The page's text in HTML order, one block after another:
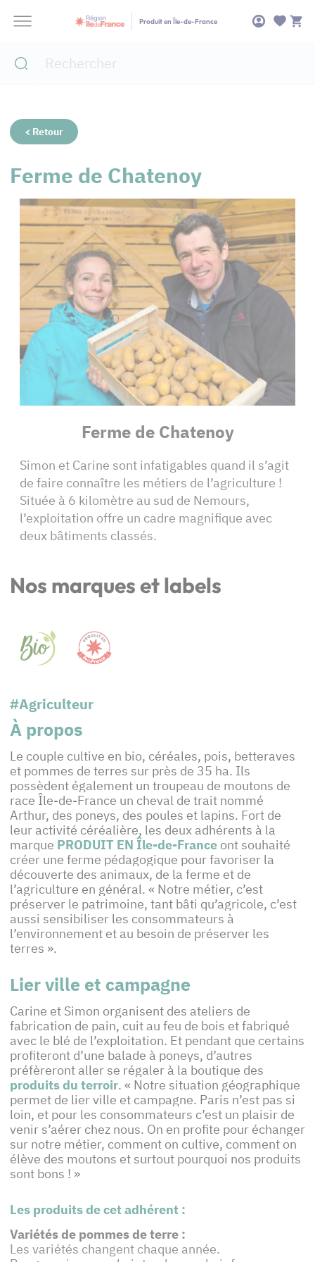
Produit en Île-de-France
< Retour
Ferme de Chatenoy
Ferme de Chatenoy
Simon et Carine sont infatigables quand il s’agit
de faire connaître les métiers de l’agriculture !
Située à 6 kilomètre au sud de Nemours,
l’exploitation offre un cadre magnifique avec
deux bâtiments classés.
Nos marques et labels
#Agriculteur
À propos
Le couple cultive en bio, céréales, pois, betteraves
et pommes de terres sur près de 35 ha. Ils
possèdent également un troupeau de moutons de
race Île-de-France un cheval de trait nommé
Arthur, des poneys, des poules et lapins. Fort de
leur activité céréalière, les deux adhérents à la
marque PRODUIT EN Île-de-France ont souhaité
créer une ferme pédagogique pour favoriser la
découverte des animaux, de la ferme et de
l’agriculture en général. « Notre métier, c’est
préserver le patrimoine, tant bâti qu’agricole, c’est
aussi sensibiliser les consommateurs à
l’environnement et au besoin de préserver les
terres ».
Lier ville et campagne
Carine et Simon organisent des ateliers de
fabrication de pain, cuit au feu de bois et fabriqué
avec le blé de l’exploitation. Et pendant que certains
profiteront d’une balade à poneys, d’autres
préfèreront aller se régaler à la boutique des
produits du terroir. « Notre situation géographique
permet de lier ville et campagne. Paris n’est pas si
loin, et pour les consommateurs c’est un plaisir de
venir s’aérer chez nous. On en profite pour échanger
sur notre métier, comment on cultive, comment on
élève des moutons et surtout pourquoi nos produits
sont bons ! »
Les produits de cet adhérent :
Variétés de pommes de terre :
Les variétés changent chaque année.